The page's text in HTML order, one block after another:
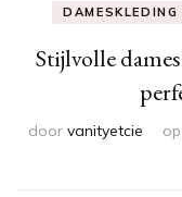
Stijlvolle
door vanityetcie op